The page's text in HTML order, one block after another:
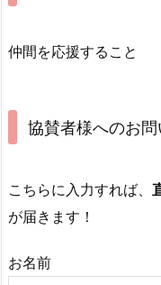
仲間を応援すること
協賛者様へのお
こちらに入力すれば、
が届きます！
お名前